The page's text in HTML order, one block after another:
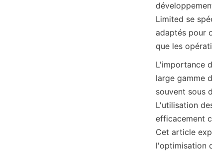
Limited se
adaptés pour
que les
L'importance
large gamme
souvent sous
L'utilisation
efficacement
Cet article
l'optimisation